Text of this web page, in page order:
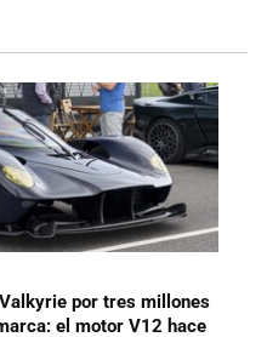
por tres millones
el motor V12 hace